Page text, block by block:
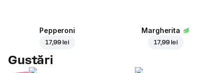
Pepperoni
17,99 lei
Margherita
17,99 lei
Gustări